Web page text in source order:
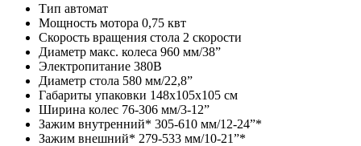
Тип автомат
Мощность мотора 0,75 квт
Скорость вращения стола 2 скорости
Диаметр макс. колеса 960 мм/38”
Электропитание 380В
Диаметр стола 580 мм/22,8”
Габариты упаковки 148x105x105 см
Ширина колес 76-306 мм/3-12”
Зажим внутренний* 305-610 мм/12-24”*
Зажим внешний* 279-533 мм/10-21”*